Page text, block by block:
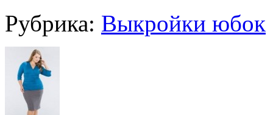
Рубрика: Выкройки юбок